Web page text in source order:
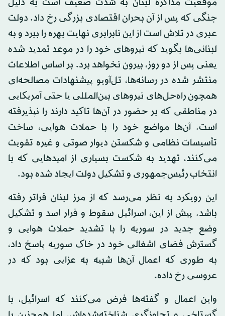
جنگی که پس از آن بحران اقتصادی بزرگی رخ داد. دولت
عبری در تلاش است از این نابرابری نهایت بهره را ببرد و به
لبنانی‌ها بگوید که نیروهای خود را در موعد تمدید شده
یعنی پس از دو روز، بیرون نخواهد برد. بر اساس اطلاعات
منتشر شده در رسانه‌ها، تل‌آویو پیشنهادات مصالحه‌ای
همچون راه‌حل‌های نیروهای بین‌المللی یا حتی آمریکایی
در مناطقی که بر حضور در آن‌ها تاکید دارند را نپذیرفته
است. آن‌ها مواضع خود را با حملات هوایی، ساخت
تأسیسات نظامی و شکستن دیوار صوتی و غیره تقویت
می‌کنند، تهدید به شکست بسیاری از امیدهایی که با
انتخاب رئیس‌جمهوری و تشکیل دولت ایجاد شده بود.
این رویکرد به نظر می‌رسد که از مرز لبنان فراتر رفته
باشد. پیش از این، اسرائیل سقوط و فرار اسد و تشکیل
وضع جدید در سوریه را با تشدید حملات هوایی و
گسترش فضای اشغالی خود در خاک سوریه پاسخ داد،
به طوری که اعمال آن‌ها شبیه به عزایی بود که در
عروسی رخ داده.
واین اعمال و گفته‌ها فرض می‌کنند که اسرائیل، با